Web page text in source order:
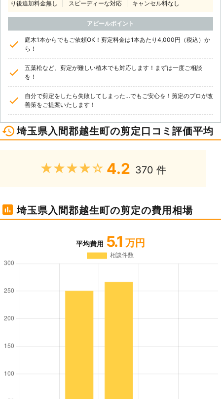
り後追加料金無し
スピーディーな対応 キャンセル料なし
アピールポイント
庭木1本からでもご依頼OK！剪定料金は1本あたり4,000円（税込）か
ら！
五葉松など、剪定が難しい植木でも対応します！まずは一度ご相談
を！
自分で剪定をしたら失敗してしまった…でもご安心を！剪定のプロが改
善策をご提案いたします！
埼玉県入間郡越生町の剪定口コミ評価平均
★★★★★ 4.2 370 件
埼玉県入間郡越生町の剪定の費用相場
平均費用 5.1 万円